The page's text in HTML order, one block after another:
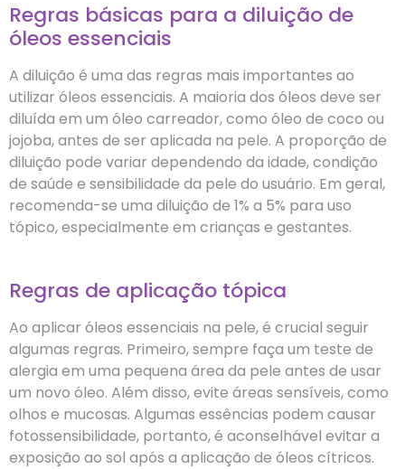
Regras básicas para a diluição de
óleos essenciais
A diluição é uma das regras mais importantes ao
utilizar óleos essenciais. A maioria dos óleos deve ser
diluída em um óleo carreador, como óleo de coco ou
jojoba, antes de ser aplicada na pele. A proporção de
diluição pode variar dependendo da idade, condição
de saúde e sensibilidade da pele do usuário. Em geral,
recomenda-se uma diluição de 1% a 5% para uso
tópico, especialmente em crianças e gestantes.
Regras de aplicação tópica
Ao aplicar óleos essenciais na pele, é crucial seguir
algumas regras. Primeiro, sempre faça um teste de
alergia em uma pequena área da pele antes de usar
um novo óleo. Além disso, evite áreas sensíveis, como
olhos e mucosas. Algumas essências podem causar
fotossensibilidade, portanto, é aconselhável evitar a
exposição ao sol após a aplicação de óleos cítricos.